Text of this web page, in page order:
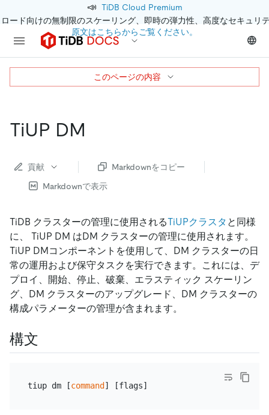
📣 TiDB Cloud Premium
ード向けの無制限のスケーリング、即時の弾力性、高度なセキュリ
原文はこちらからご覧ください。
TiUP DM
貢献
Markdownをコピー
Markdownで表示
TiDB クラスターの管理に使用されるTiUPクラスタ と同様
に、 TiUP DM はDM クラスターの管理に使用されます。
TiUP DMコンポーネントを使用して、DM クラスターの日
常の運用および保守タスクを実行できます。これには、デ
プロイ、開始、停止、破棄、エラスティック スケーリン
グ、DM クラスターのアップグレード、DM クラスターの
構成パラメーターの管理が含まれます。
構文
tiup dm [command
このページの内容